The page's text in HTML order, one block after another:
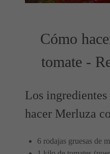
Cómo
tomate -
Los ingredientes
hacer Merluza
6 rodajas gruesas de